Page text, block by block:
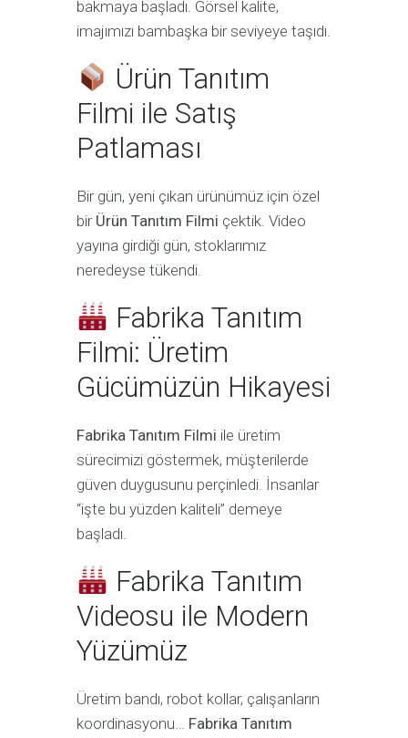
bakmaya başladı. Görsel kalite,
imajımızı bambaşka bir seviyeye taşıdı.
Ürün Tanıtım
Filmi ile Satış
Patlaması
Bir gün, yeni çıkan ürünümüz için özel
bir Ürün Tanıtım Filmi çektik. Video
yayına girdiği gün, stoklarımız
neredeyse tükendi.
Fabrika Tanıtım
Filmi: Üretim
Gücümüzün Hikayesi
Fabrika Tanıtım Filmi ile üretim
sürecimizi göstermek, müşterilerde
güven duygusunu perçinledi. İnsanlar
“işte bu yüzden kaliteli” demeye
başladı.
Fabrika Tanıtım
Videosu ile Modern
Yüzümüz
Üretim bandı, robot kollar, çalışanların
koordinasyonu… Fabrika Tanıtım